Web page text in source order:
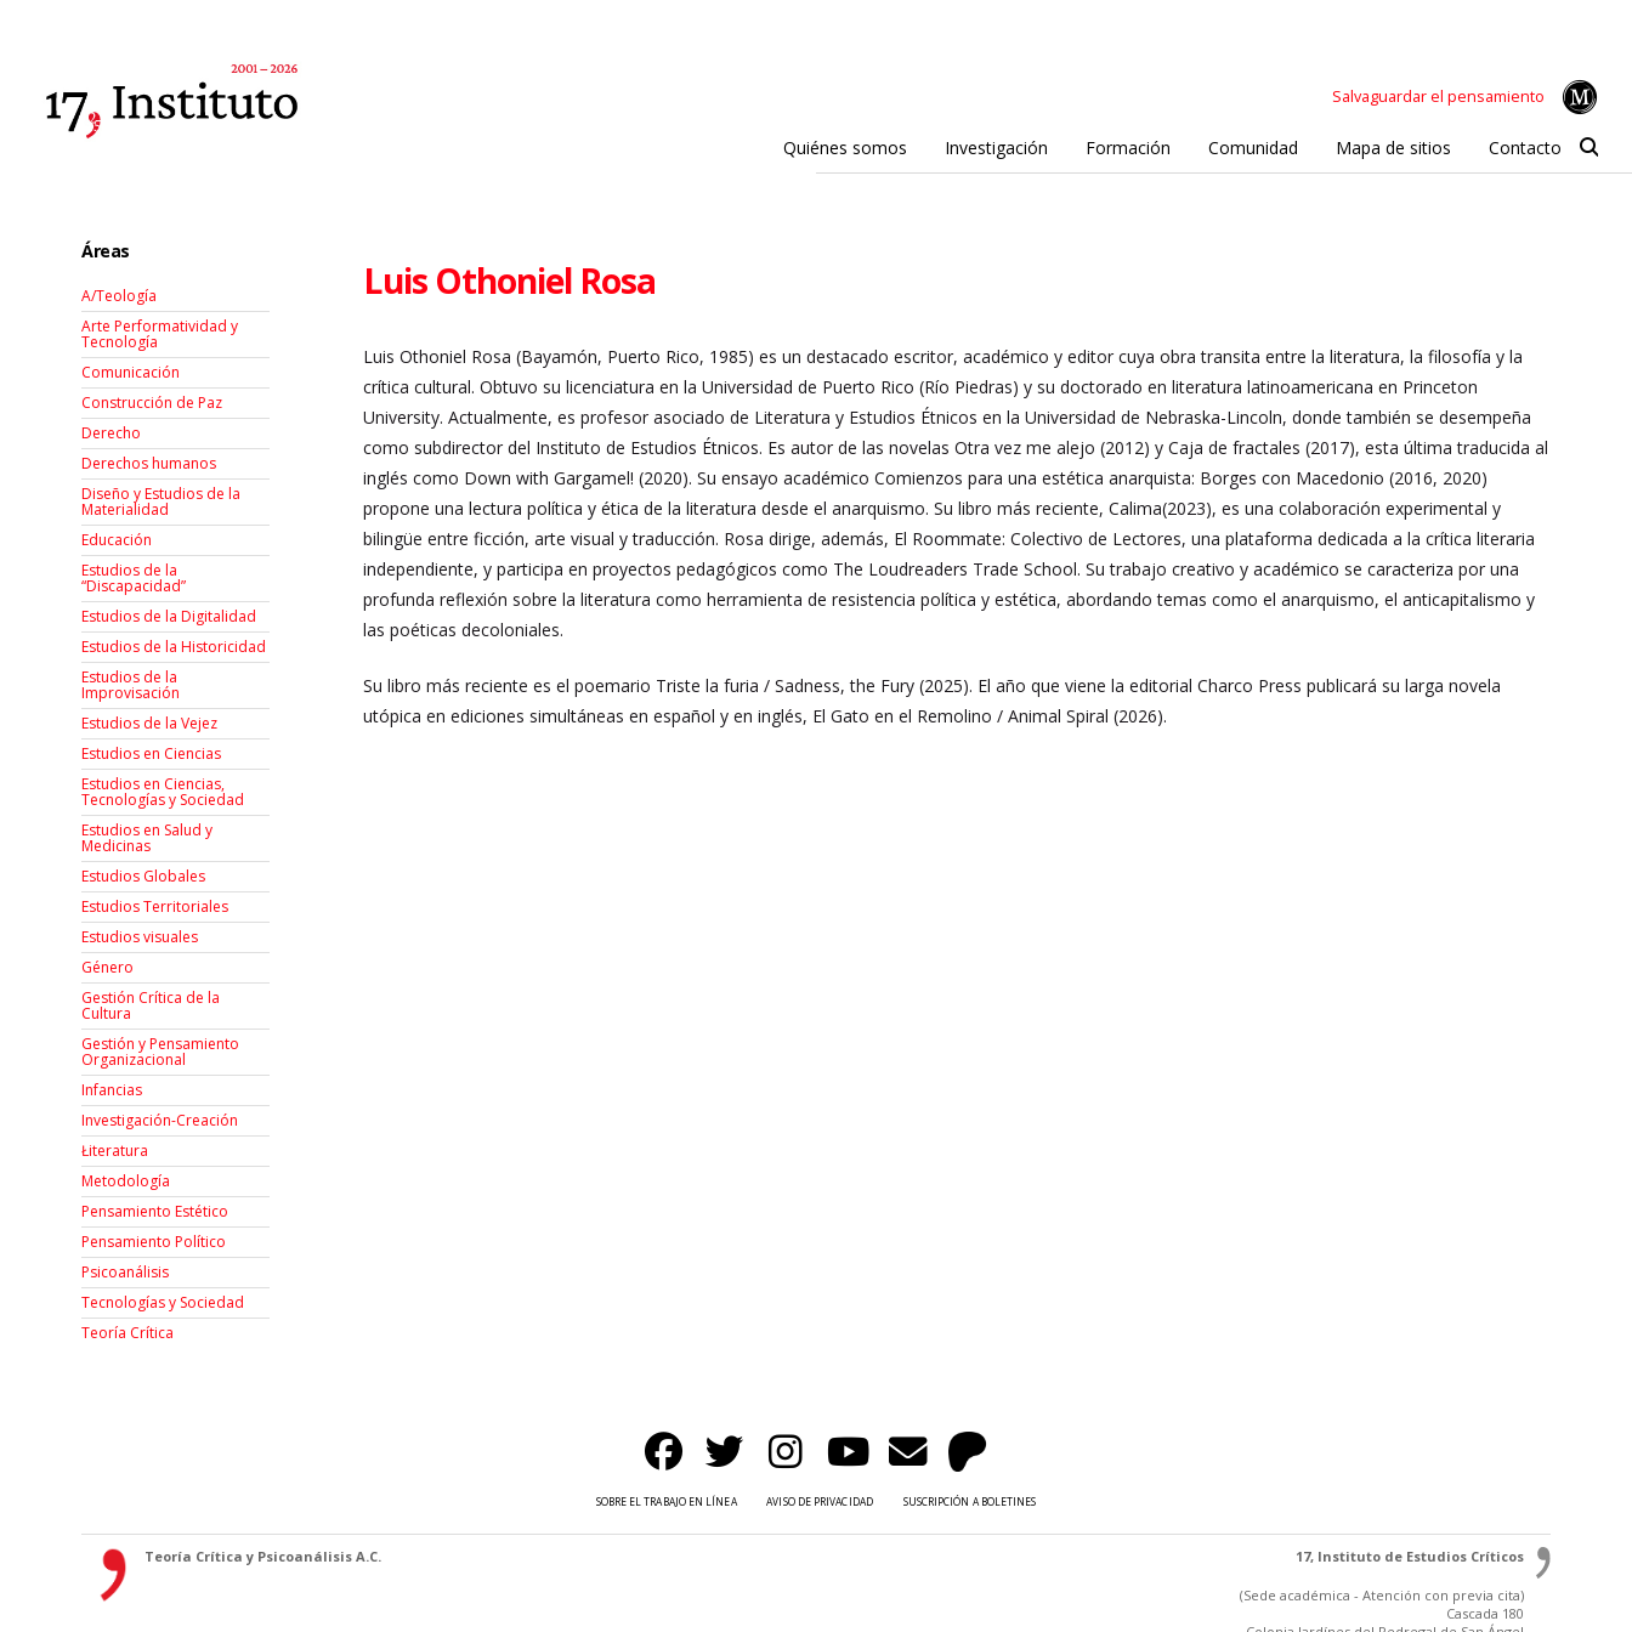
Salvaguardar el pensamiento
Quiénes somos Investigación Formación Comunidad Mapa de sitios Contacto
Luis Othoniel Rosa
Luis Othoniel Rosa (Bayamón, Puerto Rico, 1985) es un destacado escritor, académico y editor cuya obra transita entre la literatura, la filosofía y la
crítica cultural. Obtuvo su licenciatura en la Universidad de Puerto Rico (Río Piedras) y su doctorado en literatura latinoamericana en Princeton
University. Actualmente, es profesor asociado de Literatura y Estudios Étnicos en la Universidad de Nebraska-Lincoln, donde también se desempeña
como subdirector del Instituto de Estudios Étnicos. Es autor de las novelas Otra vez me alejo (2012) y Caja de fractales (2017), esta última traducida al
inglés como Down with Gargamel! (2020). Su ensayo académico Comienzos para una estética anarquista: Borges con Macedonio (2016, 2020)
propone una lectura política y ética de la literatura desde el anarquismo. Su libro más reciente, Calima(2023), es una colaboración experimental y
bilingüe entre ficción, arte visual y traducción. Rosa dirige, además, El Roommate: Colectivo de Lectores, una plataforma dedicada a la crítica literaria
independiente, y participa en proyectos pedagógicos como The Loudreaders Trade School. Su trabajo creativo y académico se caracteriza por una
profunda reflexión sobre la literatura como herramienta de resistencia política y estética, abordando temas como el anarquismo, el anticapitalismo y
las poéticas decoloniales.
Su libro más reciente es el poemario Triste la furia / Sadness, the Fury (2025). El año que viene la editorial Charco Press publicará su larga novela
utópica en ediciones simultáneas en español y en inglés, El Gato en el Remolino / Animal Spiral (2026).
Áreas
A/Teología
Arte Performatividad y
Tecnología
Comunicación
Construcción de Paz
Derecho
Derechos humanos
Diseño y Estudios de la
Materialidad
Educación
Estudios de la
“Discapacidad”
Estudios de la Digitalidad
Estudios de la Historicidad
Estudios de la
Improvisación
Estudios de la Vejez
Estudios en Ciencias
Estudios en Ciencias,
Tecnologías y Sociedad
Estudios en Salud y
Medicinas
Estudios Globales
Estudios Territoriales
Estudios visuales
Género
Gestión Crítica de la
Cultura
Gestión y Pensamiento
Organizacional
Infancias
Investigación-Creación
Łiteratura
Metodología
Pensamiento Estético
Pensamiento Político
Psicoanálisis
Tecnologías y Sociedad
Teoría Crítica
SOBRE EL TRABAJO EN LÍNEA AVISO DE PRIVACIDAD SUSCRIPCIÓN A BOLETINES
Teoría Crítica y Psicoanálisis A.C. 17, Instituto de Estudios Críticos
(Sede académica - Atención con previa cita)
Cascada 180